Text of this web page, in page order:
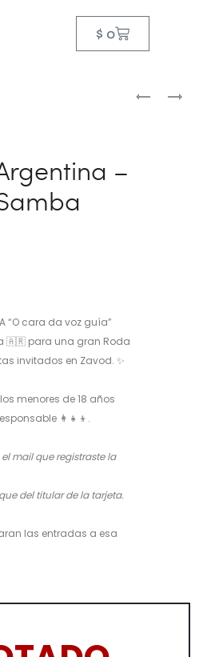
$ 0
–
“O cara da voz guía”
🇦🇷 para una gran Roda
invitados en Zavod. ✨
menores de 18 años
👩‍👧‍👦.
mail que registraste la
del titular de la tarjeta.
las entradas a esa